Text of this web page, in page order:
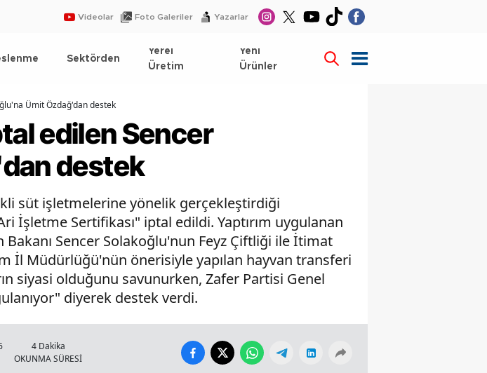
Videolar Foto Galeriler Yazarlar
Sektörden
Yerel
Üretim
Yeni
Ürünler
Ümit Özdağ'dan destek
edilen Sencer
destek
süt işletmelerine yönelik gerçekleştirdiği
İşletme Sertifikası" iptal edildi. Yaptırım uygulanan
Sencer Solakoğlu'nun Feyz Çiftliği ile İtimat
İl Müdürlüğü'nün önerisiyle yapılan hayvan transferi
siyasi olduğunu savunurken, Zafer Partisi Genel
diyerek destek verdi.
4 Dakika
OKUNMA SÜRESİ